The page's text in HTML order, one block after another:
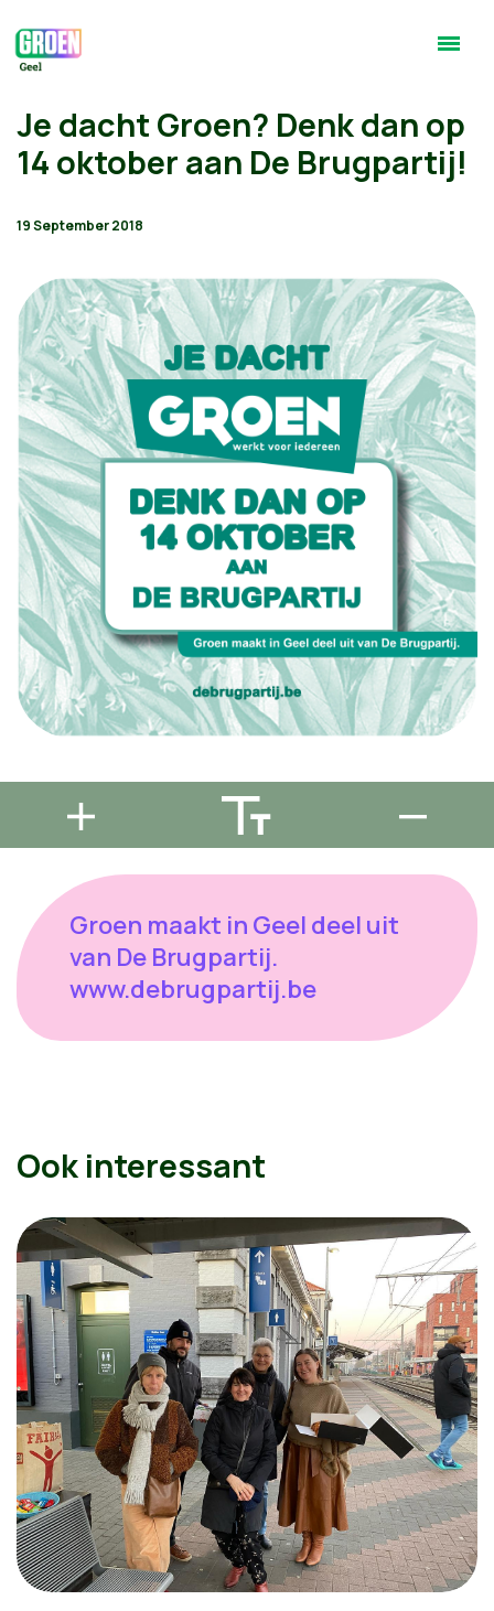
Je dacht Groen? Denk dan op
14 oktober aan De Brugpartij!
19 September 2018
Groen maakt in Geel deel uit
van De Brugpartij.
www.debrugpartij.be
Ook interessant